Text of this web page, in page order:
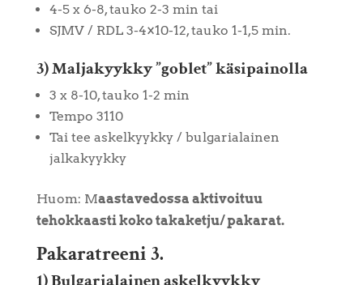
4-5 x 6-8, tauko 2-3 min tai
SJMV / RDL 3-4×10-12, tauko 1-1,5 min.
3) Maljakyykky ”goblet” käsipainolla
3 x 8-10, tauko 1-2 min
Tempo 3110
Tai tee askelkyykky / bulgarialainen
jalkakyykky
Huom: Maastavedossa aktivoituu
tehokkaasti koko takaketju/ pakarat.
Pakaratreeni 3.
1) Bulgarialainen askelkyykky